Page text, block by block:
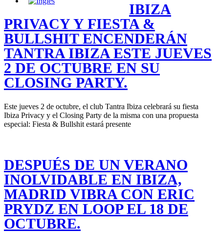
IBIZA
PRIVACY Y FIESTA &
BULLSHIT ENCENDERÁN
TANTRA IBIZA ESTE JUEVES
2 DE OCTUBRE EN SU
CLOSING PARTY.
Este jueves 2 de octubre, el club Tantra Ibiza celebrará su fiesta
Ibiza Privacy y el Closing Party de la misma con una propuesta
especial: Fiesta & Bullshit estará presente
DESPUÉS DE UN VERANO
INOLVIDABLE EN IBIZA,
MADRID VIBRA CON ERIC
PRYDZ EN LOOP EL 18 DE
OCTUBRE.